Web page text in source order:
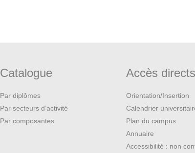
Catalogue
Par diplômes
Par secteurs d’activité
Par composantes
Accès
Orientation/Insertion
Calendrier
Plan du campus
Annuaire
Accessibilité : non